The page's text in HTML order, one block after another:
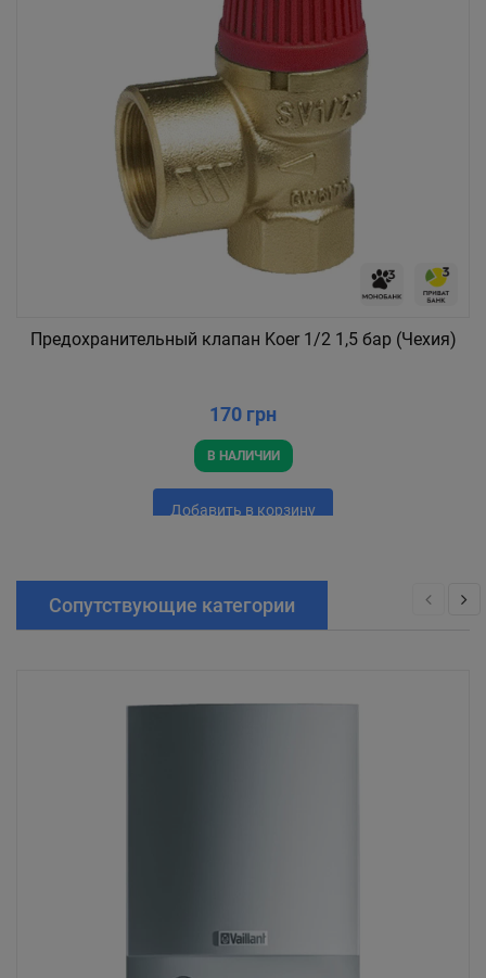
Предохранительный клапан Koer 1/2 1,5 бар (Чехия)
170 грн
В НАЛИЧИИ
Добавить в корзину
Сопутствующие категории